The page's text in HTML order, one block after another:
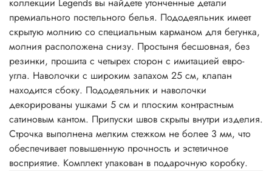
коллекции Legends вы найдете утонченные детали
премиального постельного белья. Пододеяльник имеет
скрытую молнию со специальным карманом для бегунка,
молния расположена снизу. Простыня бесшовная, без
резинки, прошита с четырех сторон с имитацией евро-
угла. Наволочки с широким запахом 25 см, клапан
находится сбоку. Пододеяльник и наволочки
декорированы ушками 5 см и плоским контрастным
сатиновым кантом. Припуски швов скрыты внутри изделия.
Строчка выполнена мелким стежком не более 3 мм, что
обеспечивает повышенную прочность и эстетичное
восприятие. Комплект упакован в подарочную коробку.